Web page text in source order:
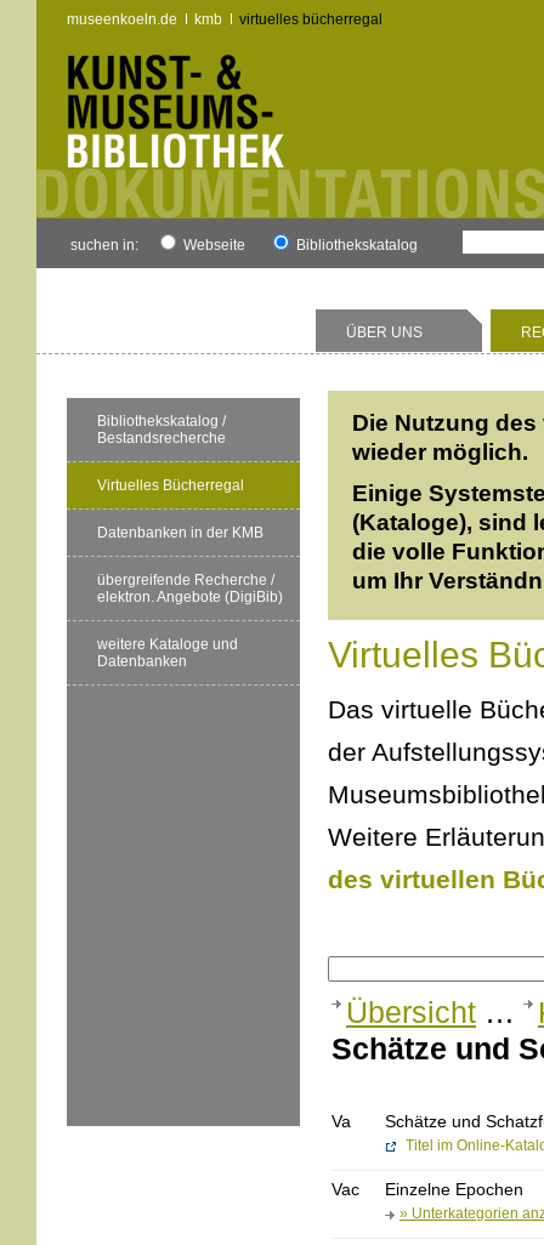
museenkoeln.de kmb virtuelles bücherregal
suchen in: Webseite Bibliothekskatalog
ÜBER UNS
Bibliothekskatalog /
Bestandsrecherche
Virtuelles Bücherregal
Datenbanken in der KMB
übergreifende Recherche /
elektron. Angebote (DigiBib)
weitere Kataloge und
Datenbanken
Die Nutzung
wieder möglich.
Einige
(Kataloge), sind
die volle
um Ihr
Virtuelles
Das virtuelle
der
Weitere
des virtuellen
Übersicht …
Schätze und
Va Schätze und
Titel im Online-
Vac Einzelne Epochen
» Unterkategorien